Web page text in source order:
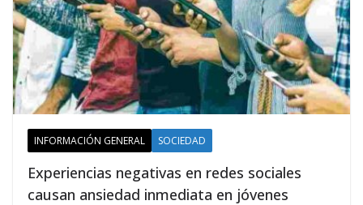
INFORMACIÓN GENERAL SOCIEDAD
Experiencias negativas en redes sociales
causan ansiedad inmediata en jóvenes